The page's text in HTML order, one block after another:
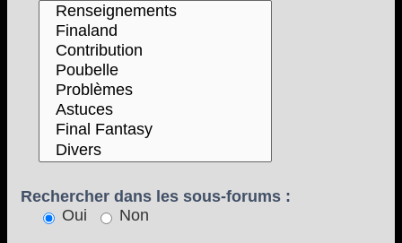
Rechercher dans les sous-forums :
Oui
Non